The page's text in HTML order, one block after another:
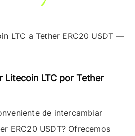
LTC a Tether ERC20 USDT —
Litecoin LTC por Tether
de intercambiar
ERC20 USDT? Ofrecemos